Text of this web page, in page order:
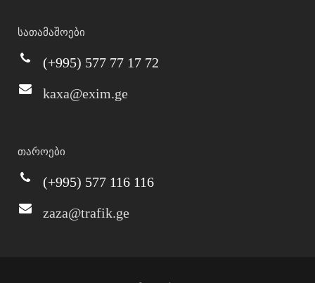
სათამაშოები
(+995) 577 77 17 72
kaxa@exim.ge
თაროები
(+995) 577 116 116
zaza@trafik.ge